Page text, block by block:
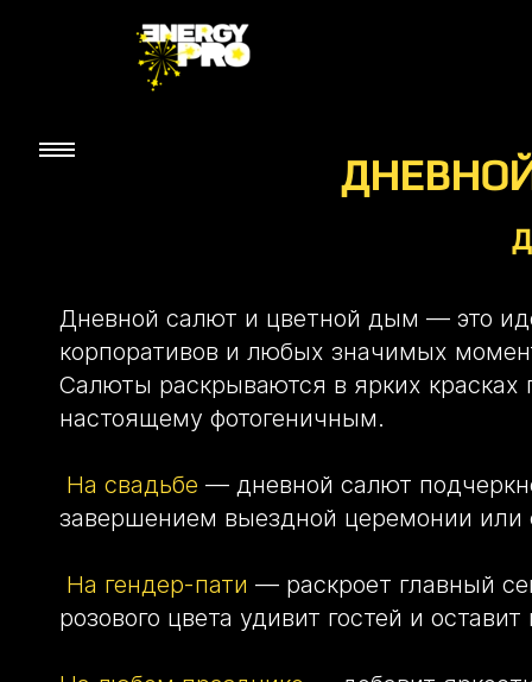
Дневной салют и цветной дым — это
корпоративов и любых значимых
Салюты раскрываются в ярких
настоящему фотогеничным.
На свадьбе — дневной салют
завершением выездной церемонии или
На гендер-пати — раскроет главный
розового цвета удивит гостей и